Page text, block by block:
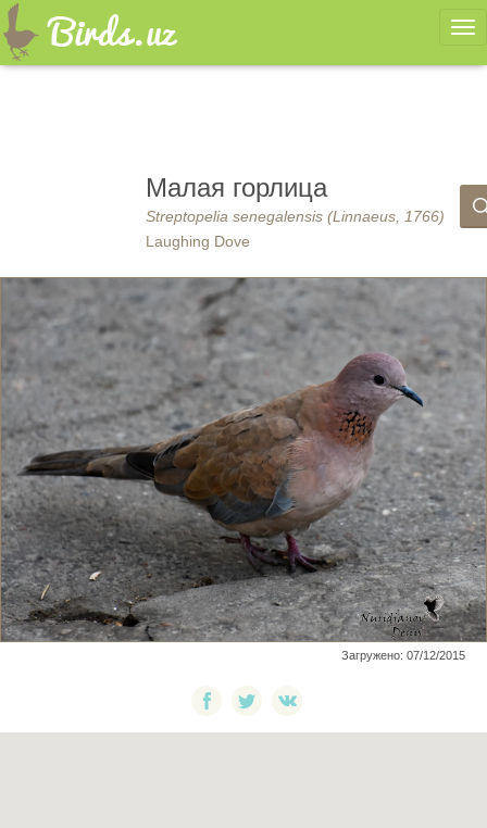
Малая горлица
Streptopelia senegalensis (Linnaeus, 1766)
Laughing Dove
Загружено: 07/12/2015